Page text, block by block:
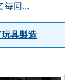
毎回...
具製造